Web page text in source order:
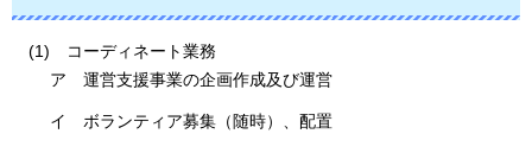
(1) コーディネート業務
ア
運営支援事業の企画作成及び運営
イ ボランティア募集（随時）、配置